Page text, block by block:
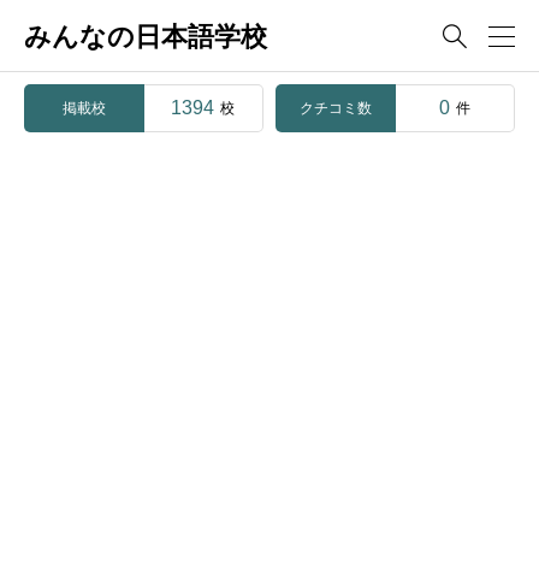
みんなの日本語学校 
掲載校 1394 校 クチコミ数 0 件